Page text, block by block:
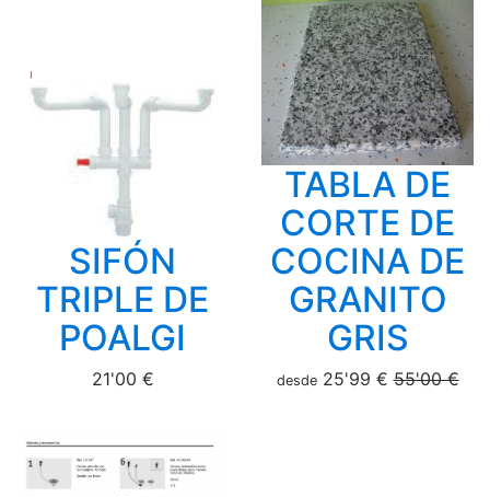
SIFÓN
TRIPLE DE
POALGI
21'00 €
TABLA DE
CORTE DE
COCINA DE
GRANITO
GRIS
desde25'99 €55'00 €